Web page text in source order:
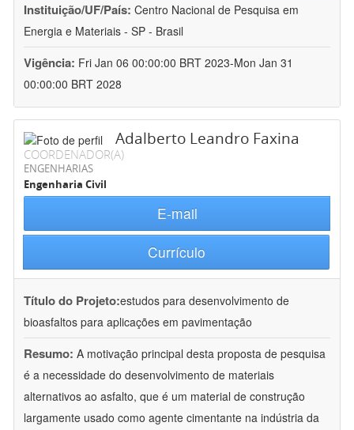
Instituição/UF/País: Centro Nacional de Pesquisa em
Energia e Materiais - SP - Brasil
Vigência: Fri Jan 06 00:00:00 BRT 2023-Mon Jan 31
00:00:00 BRT 2028
Adalberto Leandro Faxina
COORDENADOR(A)
ENGENHARIAS
Engenharia Civil
E-mail
Currículo
Título do Projeto:estudos para desenvolvimento de
bioasfaltos para aplicações em pavimentação
Resumo: A motivação principal desta proposta de pesquisa
é a necessidade do desenvolvimento de materiais
alternativos ao asfalto, que é um material de construção
largamente usado como agente cimentante na indústria da